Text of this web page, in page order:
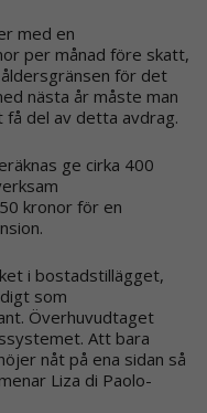
med en
per månad före skatt,
för det
nästa år måste man
del av detta avdrag.
ge cirka 400
kronor för en
i bostadstillägget,
som
Överhuvudtaget
Att bara
nåt på ena sidan så
Liza di Paolo-